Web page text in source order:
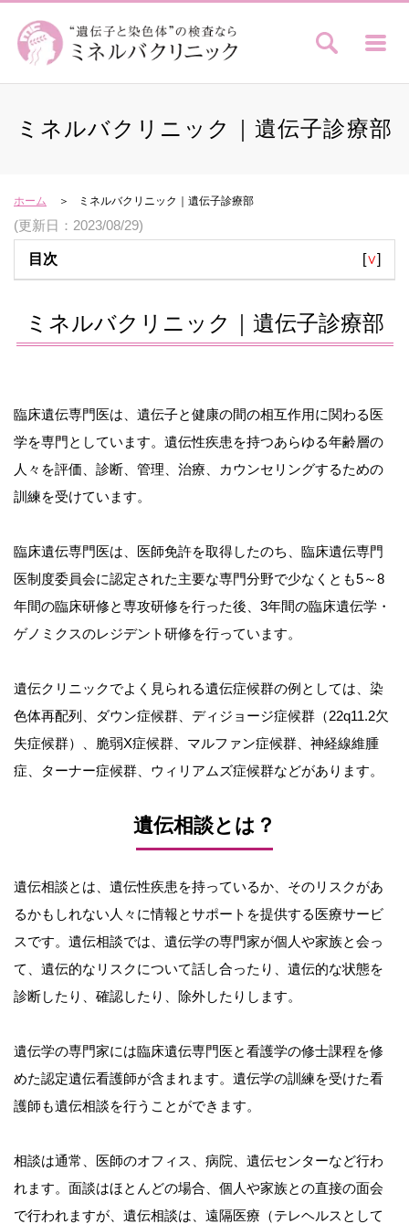
ミネルバクリニック｜遺伝子診療部
ホーム ミネルバクリニック｜遺伝子診療部
(更新日：2023/08/29)
目次 [∨]
ミネルバクリニック｜遺伝子診療部
臨床遺伝専門医は、遺伝子と健康の間の相互作用に関わる医
学を専門としています。遺伝性疾患を持つあらゆる年齢層の
人々を評価、診断、管理、治療、カウンセリングするための
訓練を受けています。
臨床遺伝専門医は、医師免許を取得したのち、臨床遺伝専門
医制度委員会に認定された主要な専門分野で少なくとも5～8
年間の臨床研修と専攻研修を行った後、3年間の臨床遺伝学・
ゲノミクスのレジデント研修を行っています。
遺伝クリニックでよく見られる遺伝症候群の例としては、染
色体再配列、ダウン症候群、ディジョージ症候群（22q11.2欠
失症候群）、脆弱X症候群、マルファン症候群、神経線維腫
症、ターナー症候群、ウィリアムズ症候群などがあります。
遺伝相談とは？
遺伝相談とは、遺伝性疾患を持っているか、そのリスクがあ
るかもしれない人々に情報とサポートを提供する医療サービ
スです。遺伝相談では、遺伝学の専門家が個人や家族と会っ
て、遺伝的なリスクについて話し合ったり、遺伝的な状態を
診断したり、確認したり、除外したりします。
遺伝学の専門家には臨床遺伝専門医と看護学の修士課程を修
めた認定遺伝看護師が含まれます。遺伝学の訓練を受けた看
護師も遺伝相談を行うことができます。
相談は通常、医師のオフィス、病院、遺伝センターなど行わ
れます。面談はほとんどの場合、個人や家族との直接の面会
で行われますが、遺伝相談は、遠隔医療（テレヘルスとして